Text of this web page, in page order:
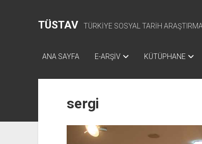
TÜSTAV TÜRKİYE SOSYAL TARİH
ANA SAYFA E-ARŞİV KÜTÜPHANE
sergi